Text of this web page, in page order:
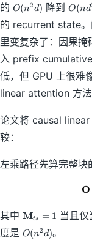
a
t
b
f
(
\
t
f
o
p
的 O
n
^
d
O(n2d) 降到O
n
d
2
)
O(nd
的 recurrent state
里变复杂了：因果
入 prefix
低，但 GPU 上很难
linear attention 方法
论文将 causal
较：
左乘路径先算完整块
O
其中 \
at
Mts = 1 当且
度是 O
O(n2d)。